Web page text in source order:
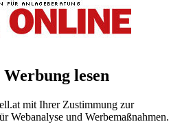
lesen
mit Ihrer Zustimmung zur
Webanalyse und Werbemaßnahmen.